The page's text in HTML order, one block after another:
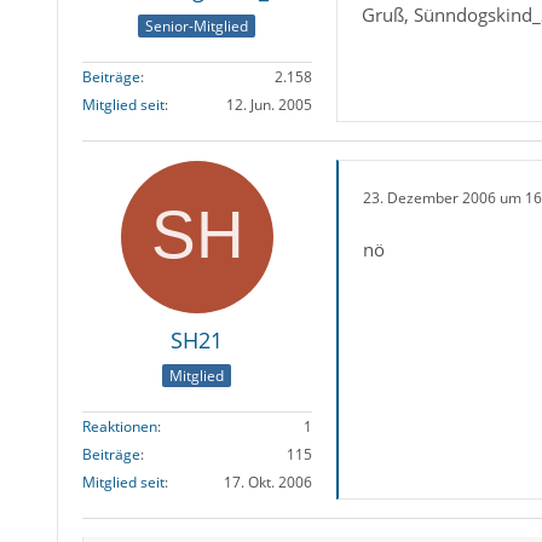
Senior-Mitglied
Beiträge
2.158
Mitglied seit
12. Jun. 2005
Gruß,
SH21
Mitglied
Reaktionen
1
Beiträge
115
Mitglied seit
17. Okt. 2006
23. Dezember 2006 um
nö